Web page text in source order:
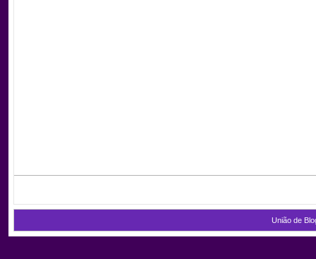
União de